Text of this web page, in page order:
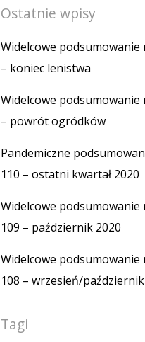
Ostatnie wpisy
Widelcowe podsumowanie
– koniec lenistwa
Widelcowe podsumowanie
– powrót ogródków
Pandemiczne
110 – ostatni kwartał 2020
Widelcowe podsumowanie
109 – październik 2020
Widelcowe podsumowanie
108 – wrzesień/
Tagi